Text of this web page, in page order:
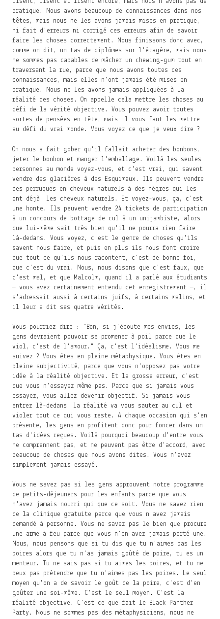
lisent, lisent et lisent encore, mais nous n'avons pas de
pratique. Nous avons beaucoup de connaissances dans nos
têtes, mais nous ne les avons jamais mises en pratique,
ni fait d'erreurs ni corrigé ces erreurs afin de savoir
faire les choses correctement. Nous finissons donc avec,
comme on dit, un tas de diplômes sur l'étagère, mais nous
ne sommes pas capables de mâcher un chewing-gum tout en
traversant la rue, parce que nous avons toutes ces
connaissances, mais elles n'ont jamais été mises en
pratique. Nous ne les avons jamais appliquées à la
réalité des choses. On appelle cela mettre les choses au
défi de la vérité objective. Vous pouvez avoir toutes
sortes de pensées en tête, mais il vous faut les mettre
au défi du vrai monde. Vous voyez ce que je veux dire ?
On nous a fait gober qu'il fallait acheter des bonbons,
jeter le bonbon et manger l'emballage. Voilà les seules
personnes au monde voyez-vous, et c'est vrai, qui savent
vendre des glacières à des Esquimaux. Ils peuvent vendre
des perruques en cheveux naturels à des nègres qui les
ont déjà, les cheveux naturels. Et voyez-vous, ça, c'est
une honte. Ils peuvent vendre 24 tickets de participation
à un concours de bottage de cul à un unijambiste, alors
que lui-même sait très bien qu'il ne pourra rien faire
là-dedans. Vous voyez, c'est le genre de choses qu'ils
savent nous faire, et puis en plus ils nous font croire
que tout ce qu'ils nous racontent, c'est de bonne foi,
que c'est du vrai. Nous, nous disons que c'est faux, que
c'est mal, et que Malcolm, quand il a parlé aux étudiants
— vous avez certainement entendu cet enregistrement —, il
s'adressait aussi à certains juifs, à certains malins, et
il leur a dit ses quatre vérités.
Vous pourriez dire : "Bon, si j'écoute mes envies, les
gens devraient pouvoir se promener à poil parce que le
viol, c'est de l'amour." Ça, c'est l'idéalisme. Vous me
suivez ? Vous êtes en pleine métaphysique. Vous êtes en
pleine subjectivité, parce que vous n'opposez pas votre
idée à la réalité objective. Et la grosse erreur, c'est
que vous n'essayez même pas. Parce que si jamais vous
essayez, vous allez devenir objectif. Si jamais vous
entrez là-dedans, la réalité va vous sauter au cul et
violer tout ce qui vous reste. A chaque occasion qui s'en
présente, les gens en profitent donc pour foncer dans un
tas d'idées reçues. Voilà pourquoi beaucoup d'entre vous
ne comprennent pas, et ne peuvent pas être d'accord, avec
beaucoup de choses que nous avons dites. Vous n'avez
simplement jamais essayé.
Vous ne savez pas si les gens approuvent notre programme
de petits-déjeuners pour les enfants parce que vous
n'avez jamais nourri qui que ce soit. Vous ne savez rien
de la clinique gratuite parce que vous n'avez jamais
demandé à personne. Vous ne savez pas le bien que procure
une arme à feu parce que vous n'en avez jamais porté une.
Nous, nous pensons que si tu dis que tu n'aimes pas les
poires alors que tu n'as jamais goûté de poire, tu es un
menteur. Tu ne sais pas si tu aimes les poires, et tu ne
peux pas prétendre que tu n'aimes pas les poires. Le seul
moyen qu'on a de savoir le goût de la poire, c'est d'en
goûter une soi-même. C'est le seul moyen. C'est la
réalité objective. C'est ce que fait le Black Panther
Party. Nous ne sommes pas des métaphysiciens, nous ne